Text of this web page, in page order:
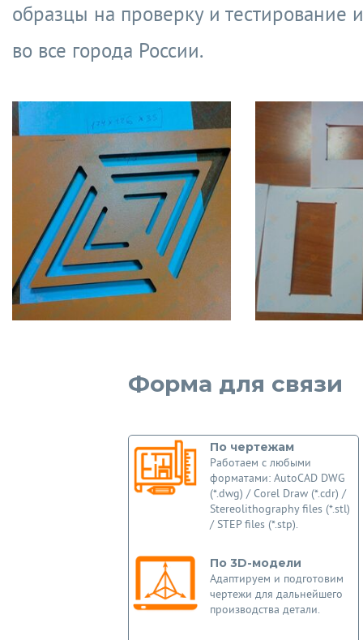
образцы на проверку и тестирование
во все города России.
Форма для связи
По чертежам
Работаем с любыми
форматами: AutoCAD DWG
(*.dwg) / Corel Draw (*.cdr) /
Stereolithography files (*.stl)
/ STEP files (*.stp).
По 3D-модели
Адаптируем и подготовим
чертежи для дальнейшего
производства детали.